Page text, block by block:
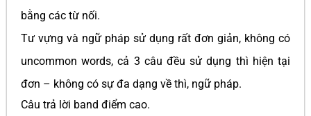
bằng các từ nối.
Tư vựng và ngữ pháp sử dụng rất đơn giản, không có
uncommon words, cả 3 câu đều sử dụng thì hiện tại
đơn – không có sự đa dạng về thì, ngữ pháp.
Câu trả lời band điểm cao.